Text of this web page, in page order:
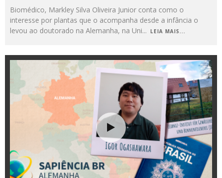
Biomédico, Markley Silva Oliveira Junior conta como o
interesse por plantas que o acompanha desde a infância o
levou ao doutorado na Alemanha, na Uni... LEIA MAIS...